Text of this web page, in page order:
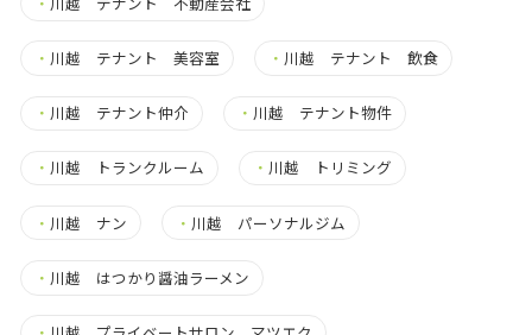
・ 川越 テナント 美容室 ・ 川越 テナント 飲食
・ 川越 テナント仲介 ・ 川越 テナント物件
・ 川越 トランクルーム ・ 川越 トリミング
・ 川越 ナン ・ 川越 パーソナルジム
・ 川越 はつかり醤油ラーメン